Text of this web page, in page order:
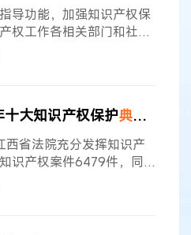
量、效率和司法公信力，
，不断强化
导功能，加强知识产权保
权工作各相关部门和社会
识，上海市知识产权联席
组织开展了“2022年上海
利、商标、商业秘密、奥
竞争等多个类型，涉及民
。 一、上海
大知识产权保护典型
省法院充分发挥知识产
识产权案件6479件，同
（含旧存481件）。省法